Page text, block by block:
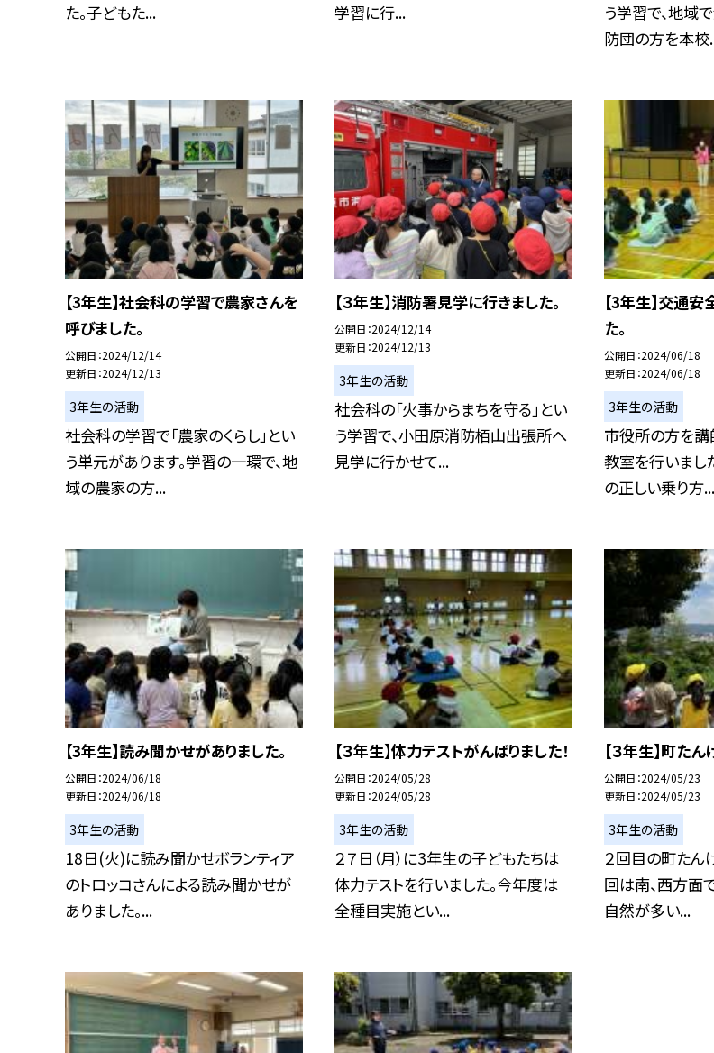
た。子どもた...
学習に行...
う学習で、地域
防団の方を本校
【3年生】社会科の学習で農家さんを
呼びました。
公開日 2024/12/14
更新日 2024/12/13
3年生の活動
社会科の学習で「農家のくらし」とい
う単元があります。学習の一環で、地
域の農家の方...
【３年生】消防署見学に行きました。
公開日 2024/12/14
更新日 2024/12/13
3年生の活動
社会科の「火事からまちを守る」とい
う学習で、小田原消防栢山出張所へ
見学に行かせて...
【3年生】交通
た。
公開日 2024/06/18
更新日 2024/06/18
3年生の活動
市役所の方を講
教室を行いまし
の正しい乗り方...
【3年生】読み聞かせがありました。
公開日 2024/06/18
更新日 2024/06/18
3年生の活動
18日(火)に読み聞かせボランティア
のトロッコさんによる読み聞かせが
ありました。...
【３年生】体力テストがんばりました！
公開日 2024/05/28
更新日 2024/05/28
3年生の活動
２７日（月）に3年生の子どもたちは
体力テストを行いました。今年度は
全種目実施とい...
【３年生】町た
公開日 2024/05/23
更新日 2024/05/23
3年生の活動
２回目の町たん
回は南、西方面
自然が多い...